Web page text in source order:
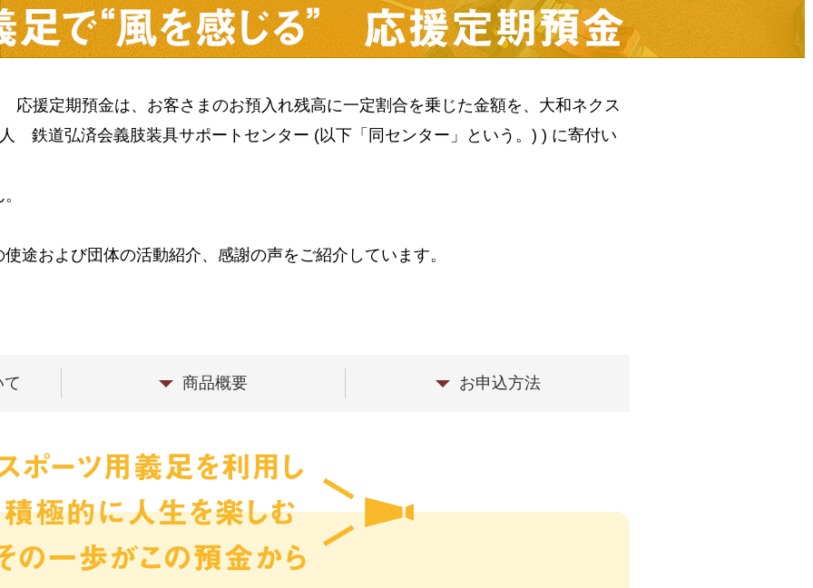
応援定期預金は、お客さまのお預入れ残高に一定割合を乗じた金額を、大和ネクス
鉄道弘済会義肢装具サポートセンター (以下「同センター」という。) ) に寄付い
途および団体の活動紹介、感謝の声をご紹介しています。
商品概要 お申込方法